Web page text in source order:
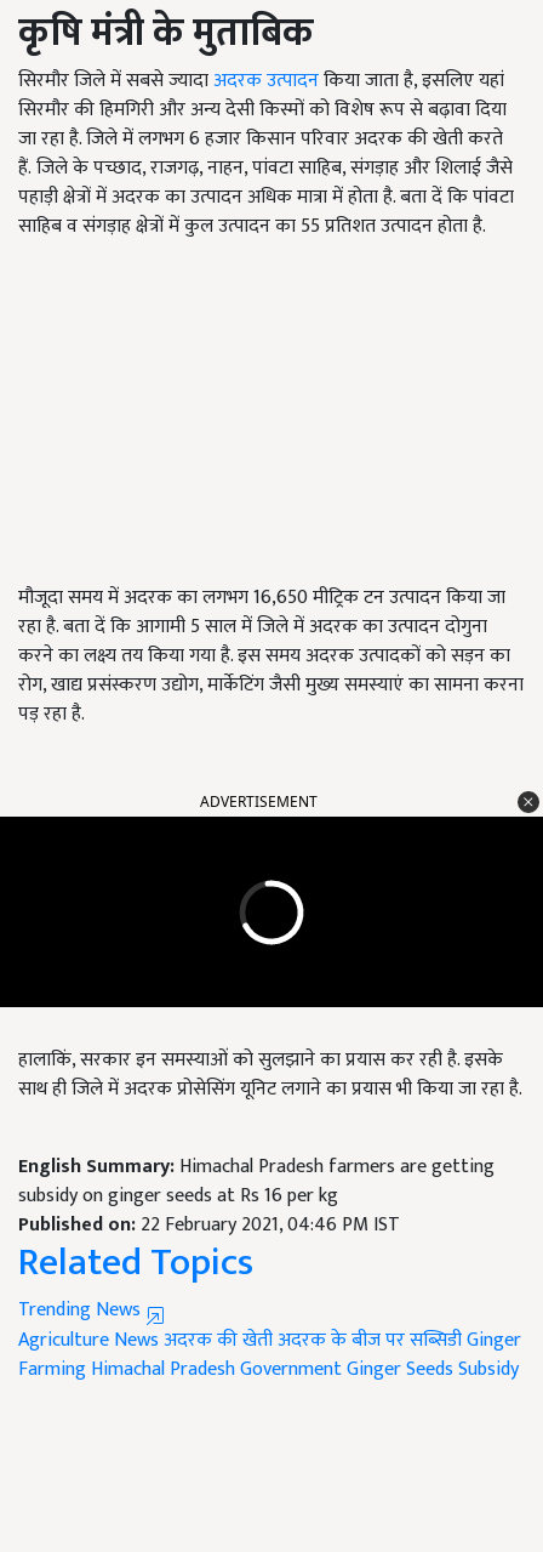
कृषि मंत्री के मुताबिक
सिरमौर जिले में सबसे ज्यादाअदरक उत्पादनकिया जाता है, इसलिए यहां
सिरमौर की हिमगिरी और अन्य देसी किस्मों को विशेष रूप से बढ़ावा दिया
जा रहा है. जिले में लगभग 6 हजार किसान परिवार अदरक की खेती करते
हैं. जिले के पच्छाद, राजगढ़, नाहन, पांवटा साहिब, संगड़ाह और शिलाई जैसे
पहाड़ी क्षेत्रों में अदरक का उत्पादन अधिक मात्रा में होता है. बता दें कि पांवटा
साहिब व संगड़ाह क्षेत्रों में कुल उत्पादन का 55 प्रतिशत उत्पादन होता है.
मौजूदा समय में अदरक का लगभग 16,650 मीट्रिक टन उत्पादन किया जा
रहा है. बता दें कि आगामी 5 साल में जिले में अदरक का उत्पादन दोगुना
करने का लक्ष्य तय किया गया है. इस समय अदरक उत्पादकों को सड़न का
रोग, खाद्य प्रसंस्करण उद्योग, मार्केटिंग जैसी मुख्य समस्याएं का सामना करना
पड़ रहा है.
ADVERTISEMENT
हालाकिं, सरकार इन समस्याओं को सुलझाने का प्रयास कर रही है. इसके
साथ ही जिले में अदरक प्रोसेसिंग यूनिट लगाने का प्रयास भी किया जा रहा है.
English Summary:Himachal Pradesh farmers are getting
subsidy on ginger seeds at Rs 16 per kg
Published on:22 February 2021, 04:46 PM IST
Related Topics
Trending News
Agriculture Newsअदरक की खेतीअदरक के बीज पर सब्सिडीGinger
FarmingHimachal Pradesh GovernmentGinger Seeds Subsidy